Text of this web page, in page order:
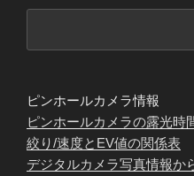
ピンホールカメラ情報
ピンホールカメラの露光時
絞り/速度とEV値の関係表
デジタルカメラ写真情報か